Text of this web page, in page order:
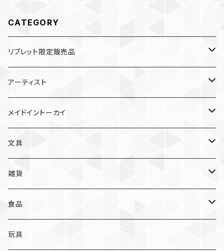
CATEGORY
リブレット限定販売品
雑貨
ガチャガチャ
入浴料
食品
ラーメン
カレー
文具
ペンケース
メモパッド
アーティスト
村田夏佳
入浴料
ガチャガチャ
NAMIKO
オトンノアトリエ
むらまつしおり
ますこえり
メイドイントーカイ
愛知
岐阜
三重
静岡
文具
ポストカード/カード
クリアファイル
レターセット
雑貨
猫ちゃんアルファベットチャーム
A
入浴料
食品
カレー
玩具